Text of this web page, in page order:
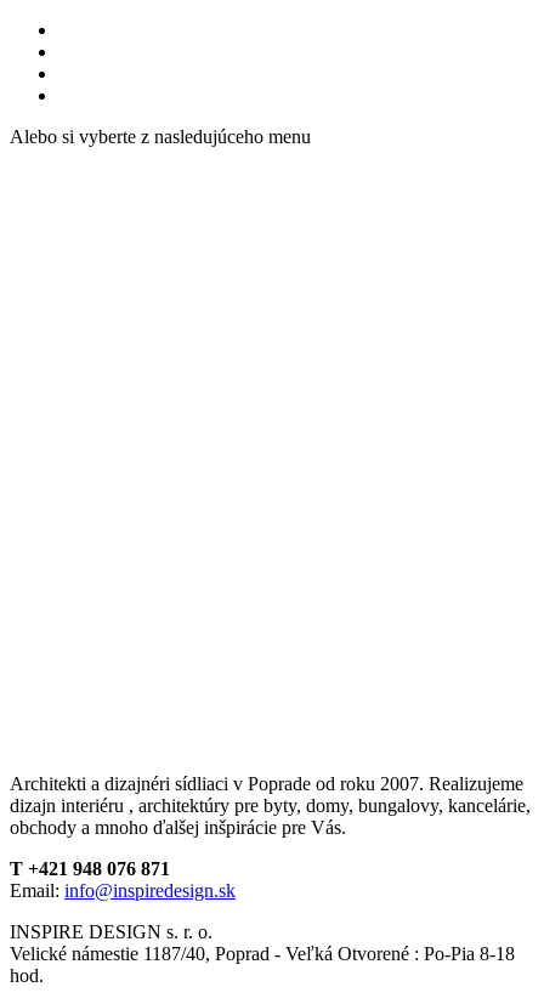
Alebo si vyberte z nasledujúceho menu
Architekti a dizajnéri sídliaci v Poprade od roku 2007. Realizujeme
dizajn interiéru , architektúry pre byty, domy, bungalovy, kancelárie,
obchody a mnoho ďalšej inšpirácie pre Vás.
T +421 948 076 871
Email: info@inspiredesign.sk
INSPIRE DESIGN s. r. o.
Velické námestie 1187/40, Poprad - Veľká Otvorené : Po-Pia 8-18
hod.